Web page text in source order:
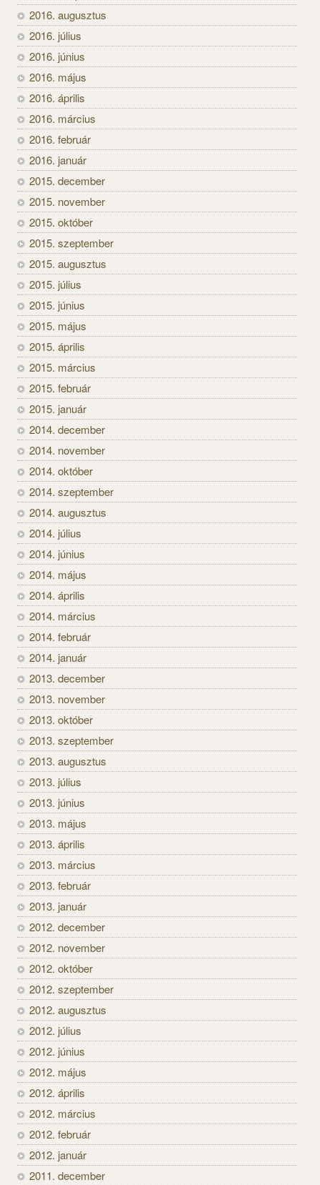
2016. augusztus
2016. július
2016. június
2016. május
2016. április
2016. március
2016. február
2016. január
2015. december
2015. november
2015. október
2015. szeptember
2015. augusztus
2015. július
2015. június
2015. május
2015. április
2015. március
2015. február
2015. január
2014. december
2014. november
2014. október
2014. szeptember
2014. augusztus
2014. július
2014. június
2014. május
2014. április
2014. március
2014. február
2014. január
2013. december
2013. november
2013. október
2013. szeptember
2013. augusztus
2013. július
2013. június
2013. május
2013. április
2013. március
2013. február
2013. január
2012. december
2012. november
2012. október
2012. szeptember
2012. augusztus
2012. július
2012. június
2012. május
2012. április
2012. március
2012. február
2012. január
2011. december